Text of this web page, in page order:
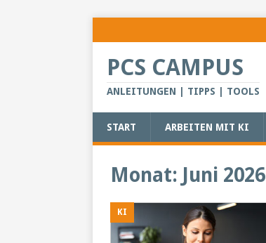
PCS CAMPUS
ANLEITUNGEN | TIPPS | TOOLS
START ARBEITEN MIT KI
Monat: Juni 2026
KI